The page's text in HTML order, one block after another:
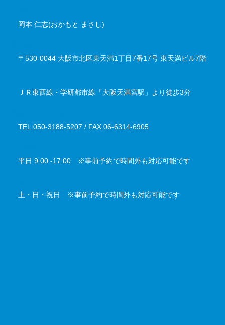
岡本 仁志(おかもと まさし)
〒530-0044 大阪市北区東天満1丁目7番17号 東天満ビル7階
ＪＲ東西線・学研都市線「大阪天満宮駅」より徒歩3分
TEL:050-3188-5207 / FAX:06-6314-6905
平日 9:00 -17:00 ※事前予約で時間外も対応可能です
土・日・祝日 ※事前予約で時間外も対応可能です